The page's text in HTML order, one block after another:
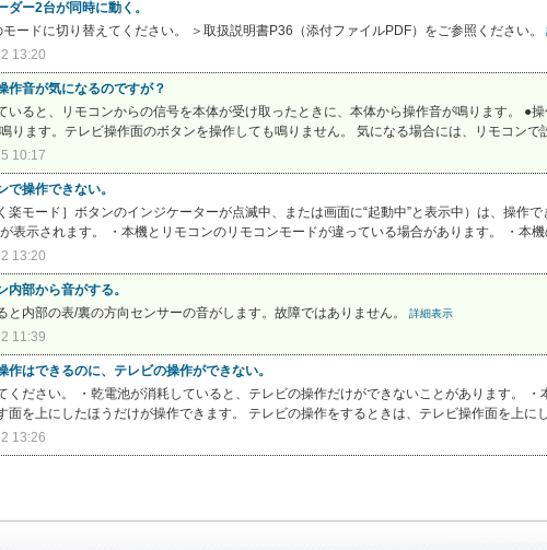
ー2台が同時に動く。
ードに切り替えてください。 ＞取扱説明書P36（添付ファイルPDF）をご参照ください。
13:20
作音が気になるのですが？
いると、リモコンからの信号を本体が受け取ったときに、本体から操作音が鳴ります。 ●
ります。テレビ操作面のボタンを操作しても鳴りません。 気になる場合には、リモコン
10:17
操作できない。
楽モード］ボタンのインジケーターが点滅中、または画面に“起動中”と表示中）は、操作
が表示されます。 ・本機とリモコンのリモコンモードが違っている場合があります。 ・本
13:20
部から音がする。
と内部の表/裏の方向センサーの音がします。故障ではありません。
詳細表示
11:39
はできるのに、テレビの操作ができない。
ください。 ・乾電池が消耗していると、テレビの操作だけができないことがあります。
面を上にしたほうだけが操作できます。 テレビの操作をするときは、テレビ操作面を上に
13:26